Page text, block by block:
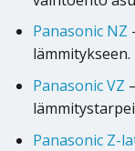
Panasonic NZ
lämmitykseen.
Panasonic VZ
Panasonic Z-